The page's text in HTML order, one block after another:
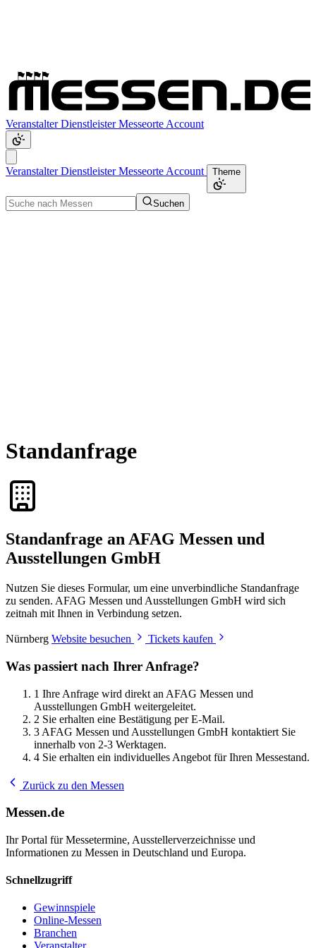
VeranstalterDienstleisterMesseorte Account
VeranstalterDienstleisterMesseorte Account Theme
Suchen
Standanfrage
Standanfrage an AFAG Messen und
Ausstellungen GmbH
Nutzen Sie dieses Formular, um eine unverbindliche Standanfrage
zu senden. AFAG Messen und Ausstellungen GmbH wird sich
zeitnah mit Ihnen in Verbindung setzen.
Nürnberg Website besuchen Tickets kaufen
Was passiert nach Ihrer Anfrage?
1 Ihre Anfrage wird direkt an AFAG Messen und
Ausstellungen GmbH weitergeleitet.
2 Sie erhalten eine Bestätigung per E-Mail.
3 AFAG Messen und Ausstellungen GmbH kontaktiert Sie
innerhalb von 2-3 Werktagen.
4 Sie erhalten ein individuelles Angebot für Ihren Messestand.
Zurück zu den Messen
Messen.de
Ihr Portal für Messetermine, Ausstellerverzeichnisse und
Informationen zu Messen in Deutschland und Europa.
Schnellzugriff
Gewinnspiele
Online-Messen
Branchen